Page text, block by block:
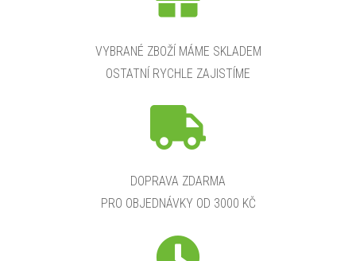
VYBRANÉ ZBOŽÍ MÁME SKLADEM
OSTATNÍ RYCHLE ZAJISTÍME
DOPRAVA ZDARMA
PRO OBJEDNÁVKY OD 3000 KČ